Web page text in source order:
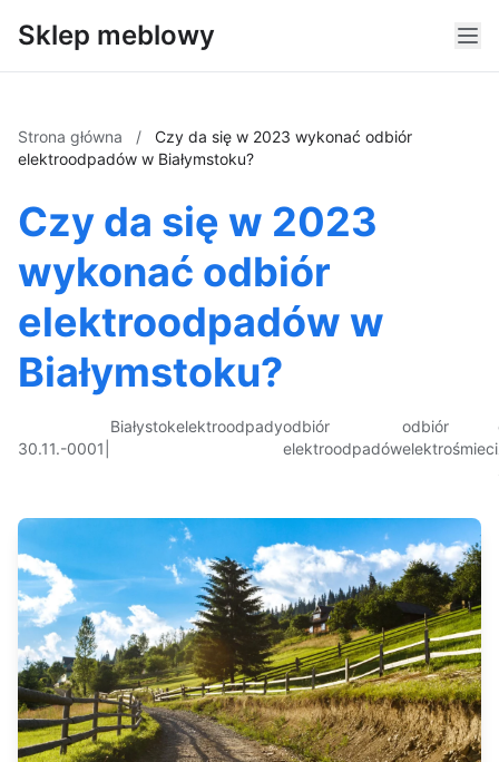
Sklep meblowy
Strona główna /
Czy da się w 2023 wykonać odbiór
elektroodpadów w Białymstoku?
Czy da się w 2023
wykonać odbiór
elektroodpadów w
Białymstoku?
30.11.-0001
Białystokelektroodpadyodbiór
elektroodpadów
odbiór
elektrośmieci